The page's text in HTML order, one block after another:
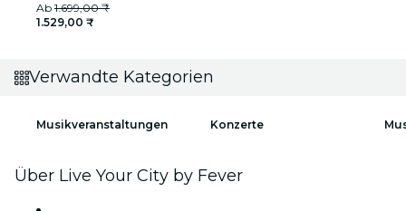
Ab 1.699,00 ₹
1.529,00 ₹
Verwandte Kategorien
Musikveranstaltungen Konzerte
Über Live Your City by Fever